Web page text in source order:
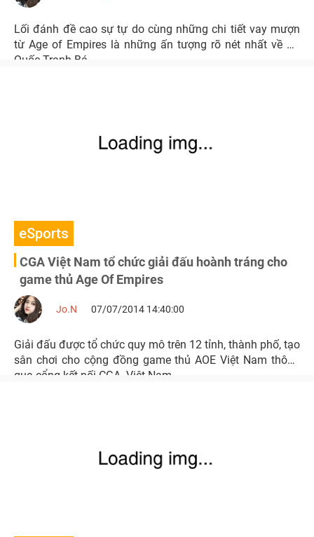
Lối đánh đề cao sự tự do cùng những chi tiết vay mượn
từ Age of Empires là những ấn tượng rõ nét nhất về Đế
Quốc Tranh Bá.
eSports
CGA Việt Nam tổ chức giải đấu hoành tráng cho
game thủ Age Of Empires
Jo.N 07/07/2014 14:40:00
Giải đấu được tổ chức quy mô trên 12 tỉnh, thành phố, tạo
sân chơi cho cộng đồng game thủ AOE Việt Nam thông
qua cổng kết nối CGA- Việt Nam.